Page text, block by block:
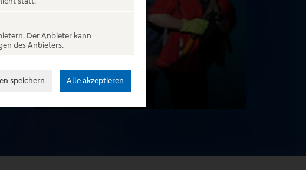
Der Anbieter kann
des Anbieters.
speichern Alle akzeptieren